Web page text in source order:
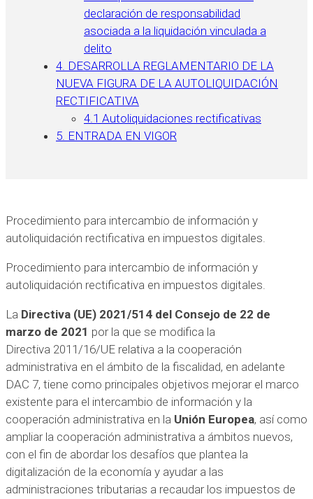
declaración de responsabilidad
asociada a la liquidación vinculada a
delito
4. DESARROLLA REGLAMENTARIO DE LA
NUEVA FIGURA DE LA AUTOLIQUIDACIÓN
RECTIFICATIVA
4.1 Autoliquidaciones rectificativas
5. ENTRADA EN VIGOR
Procedimiento para intercambio de información y
autoliquidación rectificativa en impuestos digitales.
Procedimiento para intercambio de información y
autoliquidación rectificativa en impuestos digitales.
La Directiva (UE) 2021/514 del Consejo de 22 de
marzo de 2021 por la que se modifica la
Directiva 2011/16/UE relativa a la cooperación
administrativa en el ámbito de la fiscalidad, en adelante
DAC 7, tiene como principales objetivos mejorar el marco
existente para el intercambio de información y la
cooperación administrativa en la Unión Europea, así como
ampliar la cooperación administrativa a ámbitos nuevos,
con el fin de abordar los desafíos que plantea la
digitalización de la economía y ayudar a las
administraciones tributarias a recaudar los impuestos de